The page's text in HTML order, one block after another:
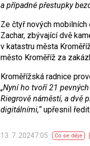
a případné přestupky
Ze čtyř nových
Zachar, zbývající dvě
v katastru města
město Kroměříž za
Kroměřížská radnice
„Nyní ho tvoří 21
Riegrově náměstí, a dvě
digitálními,“upřesnil
13. 7. 20247:05 Co se děje